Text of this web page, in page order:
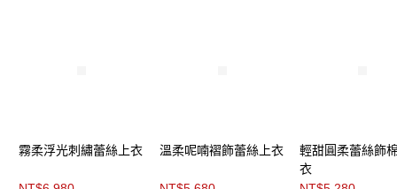
霧柔浮光刺繡蕾絲上衣 溫柔呢喃褶飾蕾絲上衣
輕甜圓柔蕾絲飾
衣